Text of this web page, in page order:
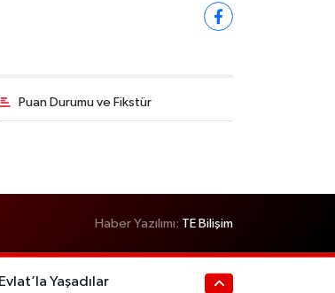
Puan Durumu ve Fikstür
Haber Yazılımı: TE Bilişim
Yaşadılar